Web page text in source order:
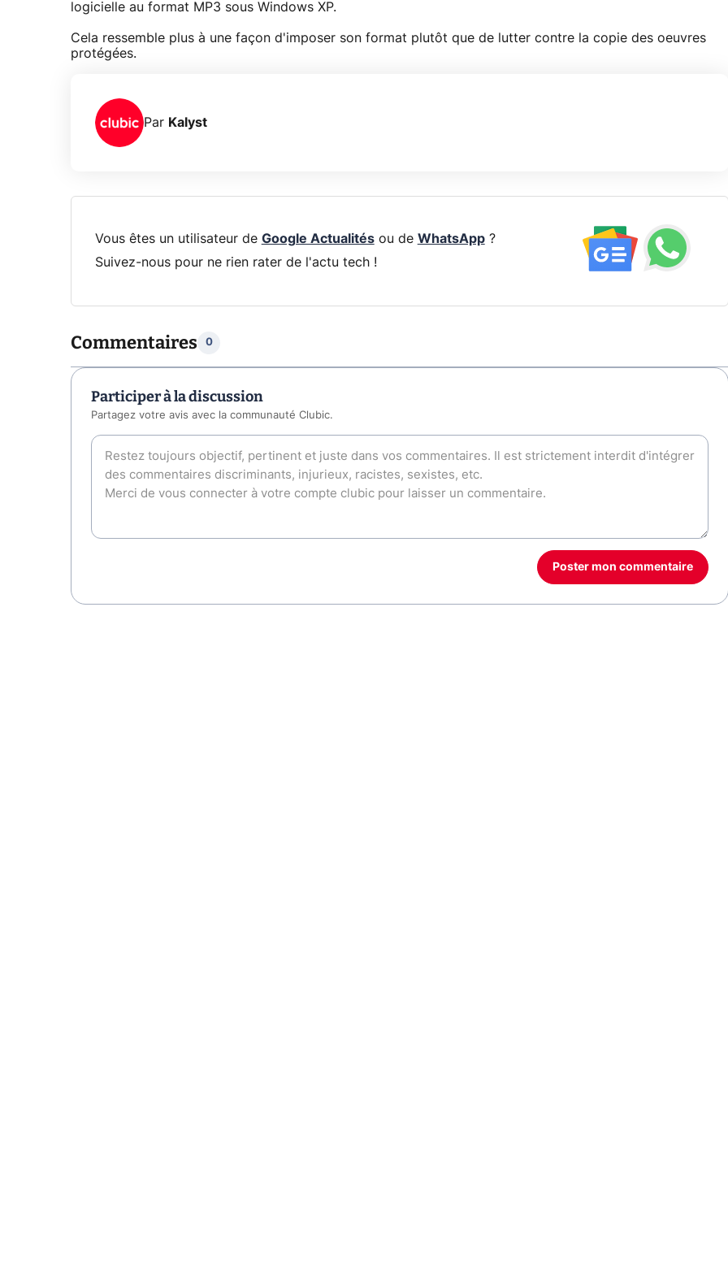
logicielle au format MP3 sous Windows XP.
Cela ressemble plus à une façon d'imposer son format plutôt que de lutter contre la copie des oeuvres
protégées.
Par Kalyst
Vous êtes un utilisateur de Google Actualitésou de WhatsApp?
Suivez-nous pour ne rien rater de l'actu tech !
Commentaires 0
Participer à la discussion
Partagez votre avis avec la communauté Clubic.
Poster mon commentaire